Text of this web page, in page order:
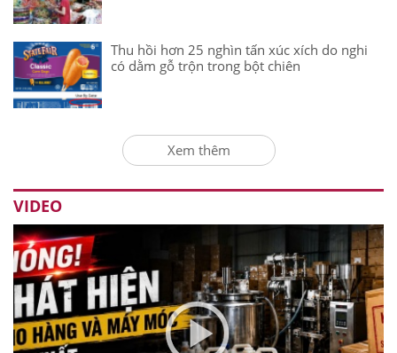
Thu hồi hơn 25 nghìn tấn xúc xích do nghi
có dằm gỗ trộn trong bột chiên
Xem thêm
VIDEO